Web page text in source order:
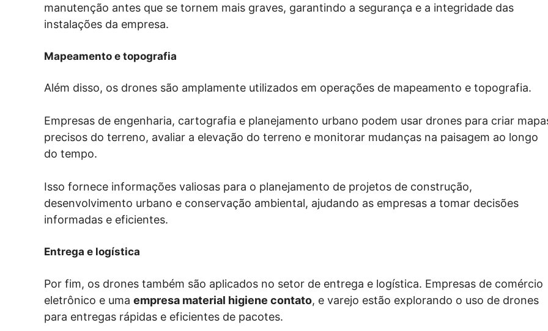
manutenção antes que se tornem mais graves, garantindo a segurança e a integridade das
instalações da empresa.
Mapeamento e topografia
Além disso, os drones são amplamente utilizados em operações de mapeamento e topografia.
Empresas de engenharia, cartografia e planejamento urbano podem usar drones para criar
precisos do terreno, avaliar a elevação do terreno e monitorar mudanças na paisagem ao longo
do tempo.
Isso fornece informações valiosas para o planejamento de projetos de construção,
desenvolvimento urbano e conservação ambiental, ajudando as empresas a tomar decisões
informadas e eficientes.
Entrega e logística
Por fim, os drones também são aplicados no setor de entrega e logística. Empresas de comércio
eletrônico e uma empresa material higiene contato, e varejo estão explorando o uso de drones
para entregas rápidas e eficientes de pacotes.